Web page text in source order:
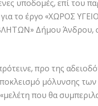
υποδομές, επί του
για το έργο «ΧΩΡΟΣ
Δήμου Άνδρου,
προ της
μόλυνσης
που θα